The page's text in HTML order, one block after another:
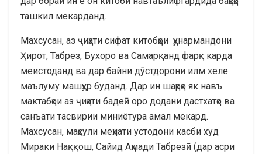
ташкил мекарданд.
Махсусан, аз ҷиҳати сифат китобҳои ҳунармандони
Ҳирот, Табрез, Бухоро ва Самарқанд фарқ карда
меистоданд ва дар байни дӯстдорони илм хеле
маълуму машҳур буданд. Дар ин шаҳрҳо як навъ
мактабҳои аз ҷиҳати бадеӣ оро додани дастхатҳо ва
санъати тасвирии миниётура амал мекард.
Махсусан, маҳсули меҳнати устодони касби худ
Мираки Наққош, Сайид Аҳмади Табрезӣ (дар асри